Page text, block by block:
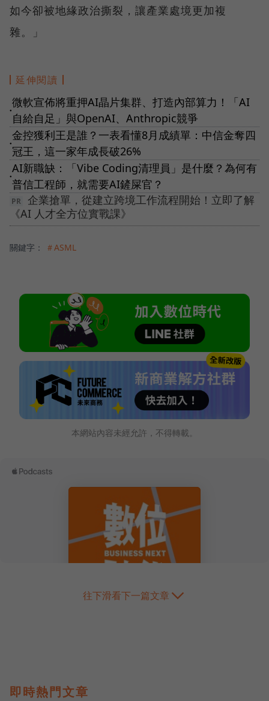
如今卻被地緣政治撕裂，讓產業處境更加複
雜。」
延伸閱讀
●
微軟宣佈將重押AI晶片集群、打造內部算力！「AI
自給自足」與OpenAI、Anthropic競爭
●
金控獲利王是誰？一表看懂8月成績單：中信金奪四
冠王，這一家年成長破26%
●
AI新職缺：「Vibe Coding清理員」是什麼？為何有
普信工程師，就需要AI鏟屎官？
企業搶單，從建立跨境工作流程開始！立即了解
《AI 人才全方位實戰課》
關鍵字： ＃ASML
本網站內容未經允許，不得轉載。
往下滑看下一篇文章
即時熱門文章